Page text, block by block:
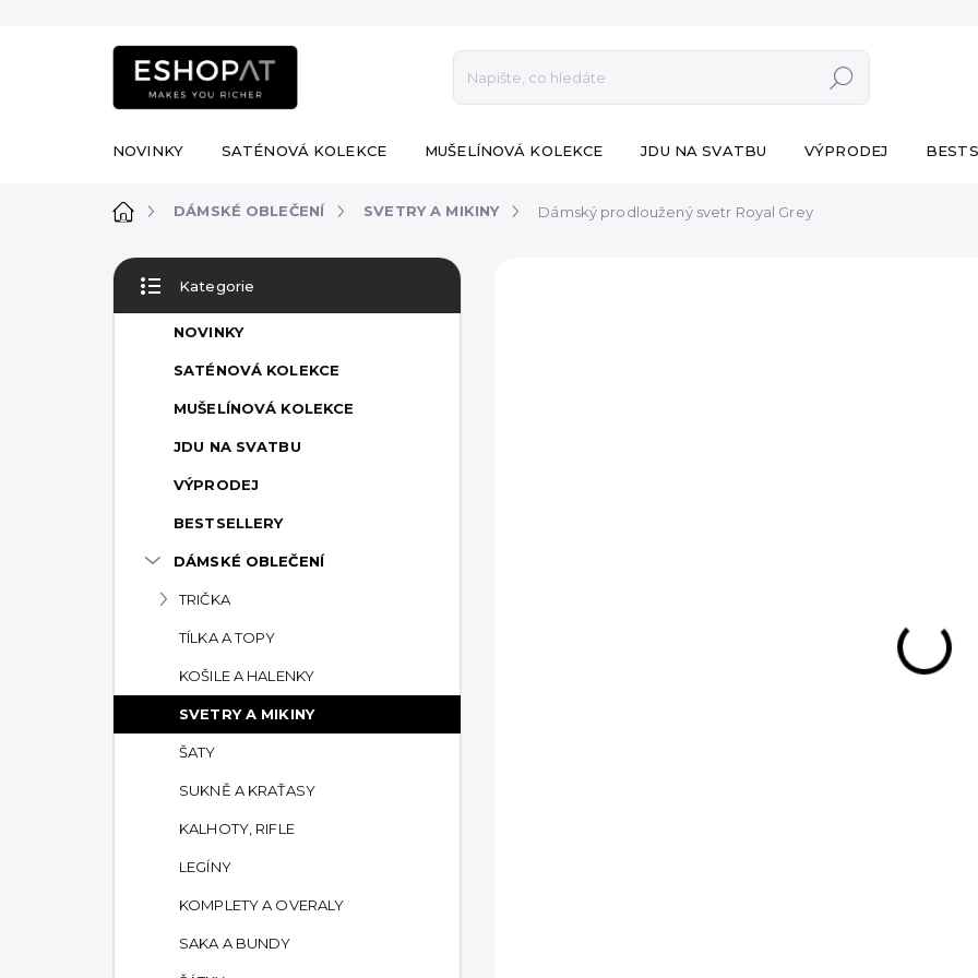
Hledat
NOVINKY SATÉNOVÁ KOLEKCE MUŠELÍNOVÁ KOLEKCE JDU NA SVATBU VÝPRODEJ
DomůDÁMSKÉ OBLEČENÍ SVETRY A MIKINY Dámský prodloužený svetr Royal Grey
P
s
kategorie
Kategorie
NOVINKY
SATÉNOVÁ KOLEKCE
MUŠELÍNOVÁ KOLEKCE
JDU NA SVATBU
VÝPRODEJ
BESTSELLERY
DÁMSKÉ OBLEČENÍ
TRIČKA
TÍLKA A TOPY
KOŠILE A HALENKY
SVETRY A MIKINY
ŠATY
SUKNĚ A KRAŤASY
KALHOTY, RIFLE
LEGÍNY
KOMPLETY A OVERALY
SAKA A BUNDY